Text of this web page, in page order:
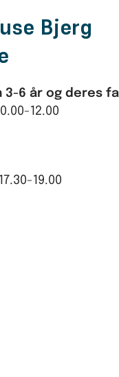
Bjerg
3-6 år og deres
12.00
19.00